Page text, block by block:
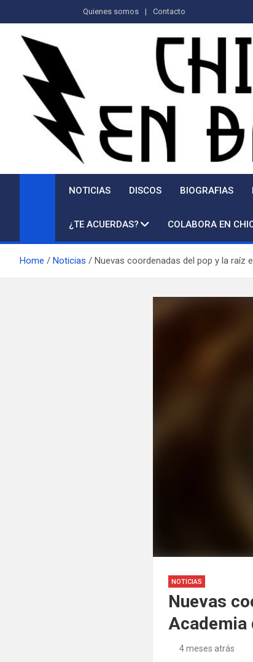
al
contenido
Quienes somos Contacto
NOTICIAS DISCOS BIOGRAFIAS
¿TE ACUERDAS? COLABORA EN
Home Noticias Nuevas coordenadas del pop y la raíz
NOTICIAS
Nuevas
Academia
4 meses atrás